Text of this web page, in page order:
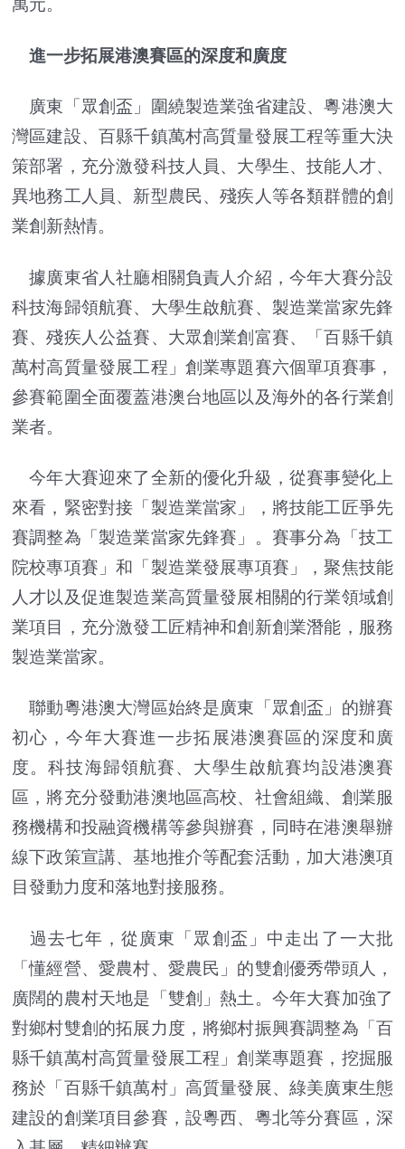
萬元。
進一步拓展港澳賽區的深度和廣度
廣東「眾創盃」圍繞製造業強省建設、粵港澳大
灣區建設、百縣千鎮萬村高質量發展工程等重大決
策部署，充分激發科技人員、大學生、技能人才、
異地務工人員、新型農民、殘疾人等各類群體的創
業創新熱情。
據廣東省人社廳相關負責人介紹，今年大賽分設
科技海歸領航賽、大學生啟航賽、製造業當家先鋒
賽、殘疾人公益賽、大眾創業創富賽、「百縣千鎮
萬村高質量發展工程」創業專題賽六個單項賽事，
參賽範圍全面覆蓋港澳台地區以及海外的各行業創
業者。
今年大賽迎來了全新的優化升級，從賽事變化上
來看，緊密對接「製造業當家」，將技能工匠爭先
賽調整為「製造業當家先鋒賽」。賽事分為「技工
院校專項賽」和「製造業發展專項賽」，聚焦技能
人才以及促進製造業高質量發展相關的行業領域創
業項目，充分激發工匠精神和創新創業潛能，服務
製造業當家。
聯動粵港澳大灣區始終是廣東「眾創盃」的辦賽
初心，今年大賽進一步拓展港澳賽區的深度和廣
度。科技海歸領航賽、大學生啟航賽均設港澳賽
區，將充分發動港澳地區高校、社會組織、創業服
務機構和投融資機構等參與辦賽，同時在港澳舉辦
線下政策宣講、基地推介等配套活動，加大港澳項
目發動力度和落地對接服務。
過去七年，從廣東「眾創盃」中走出了一大批
「懂經營、愛農村、愛農民」的雙創優秀帶頭人，
廣闊的農村天地是「雙創」熱土。今年大賽加強了
對鄉村雙創的拓展力度，將鄉村振興賽調整為「百
縣千鎮萬村高質量發展工程」創業專題賽，挖掘服
務於「百縣千鎮萬村」高質量發展、綠美廣東生態
建設的創業項目參賽，設粵西、粵北等分賽區，深